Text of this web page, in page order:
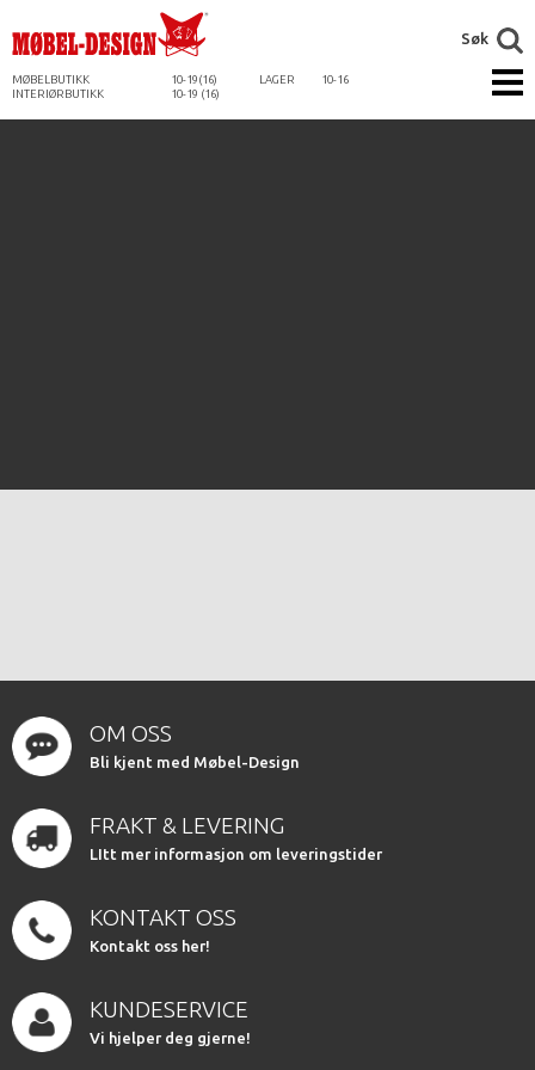
MØBELBUTIKK 10-19(16) LAGER
10-16
INTERIØRBUTIKK
10-19 (16)
Søk
OM OSS
Bli kjent med Møbel-Design
FRAKT & LEVERING
LItt mer informasjon om leveringstider
KONTAKT OSS
Kontakt oss her!
KUNDESERVICE
Vi hjelper deg gjerne!